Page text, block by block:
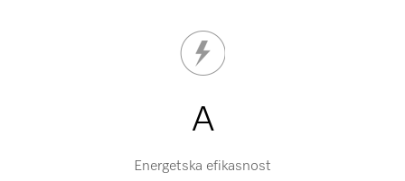
A
Energetska efikasnost